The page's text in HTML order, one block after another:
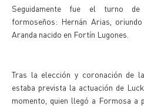
Seguidamente fue el turno
formoseños: Hernán Arias,
Aranda nacido en Fortín Lugones.
Tras la elección y coronación de
estaba prevista la actuación de
momento, quien llegó a Formosa a